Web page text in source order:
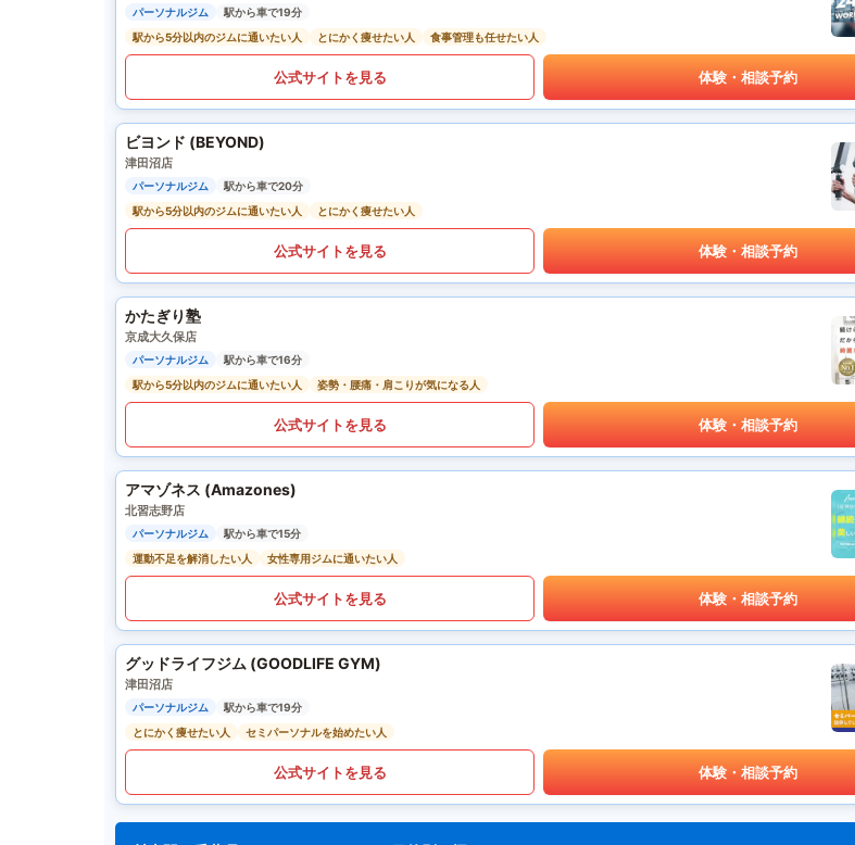
パーソナルジム
駅から車で19分
駅から5分以内のジムに通いたい人
とにかく痩せたい人 食事管理も任せたい人
公式サイトを見る 体験・相談予約
ビヨンド (BEYOND)
津田沼店
パーソナルジム
駅から車で20分
駅から5分以内のジムに通いたい人
とにかく痩せたい人
公式サイトを見る 体験・相談予約
かたぎり塾
京成大久保店
パーソナルジム
駅から車で16分
駅から5分以内のジムに通いたい人
姿勢・腰痛・肩こりが気になる人
公式サイトを見る 体験・相談予約
アマゾネス (Amazones)
北習志野店
パーソナルジム
駅から車で15分
運動不足を解消したい人
女性専用ジムに通いたい人
公式サイトを見る 体験・相談予約
グッドライフジム (GOODLIFE GYM)
津田沼店
パーソナルジム
駅から車で19分
とにかく痩せたい人
セミパーソナルを始めたい人
公式サイトを見る 体験・相談予約